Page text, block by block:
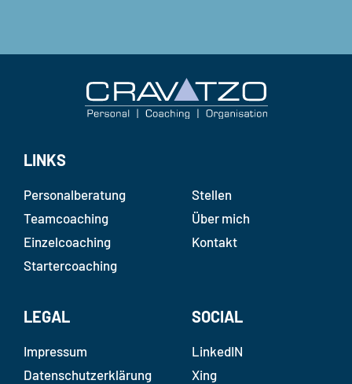
LINKS
Personal­beratung
Teamcoaching
Einzelcoaching
Startercoaching
Stellen
Über mich
Kontakt
LEGAL
Impressum
Datenschutz­erklärung
SOCIAL
LinkedIN
Xing